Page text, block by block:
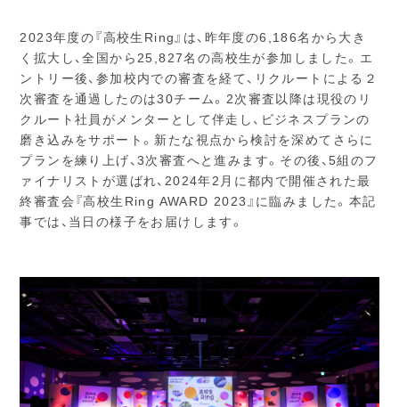
2023年度の『高校生Ring』は、昨年度の6,186名から大き
く拡大し、全国から25,827名の高校生が参加しました。エ
ントリー後、参加校内での審査を経て、リクルートによる２
次審査を通過したのは30チーム。2次審査以降は現役のリ
クルート社員がメンターとして伴走し、ビジネスプランの
磨き込みをサポート。新たな視点から検討を深めてさらに
プランを練り上げ、3次審査へと進みます。その後、5組のフ
ァイナリストが選ばれ、2024年2月に都内で開催された最
終審査会『高校生Ring AWARD 2023』に臨みました。本記
事では、当日の様子をお届けします。